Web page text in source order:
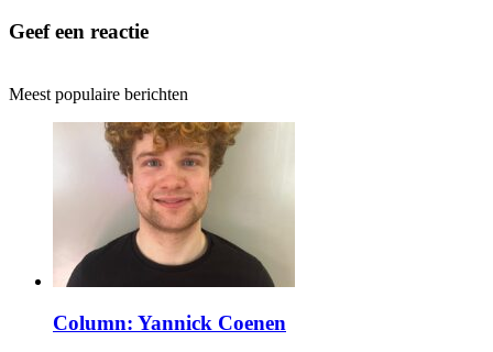
Geef een reactie
Meest populaire berichten
Column: Yannick Coenen